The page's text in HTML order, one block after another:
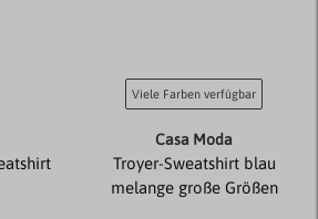
Viele Farben verfügbar
Casa Moda
Troyer-Sweatshirt blau
melange große Größen